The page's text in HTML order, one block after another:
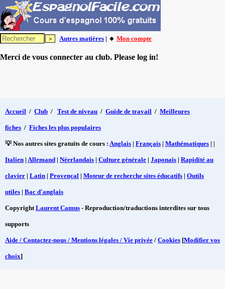
Autres matières | 🔸 Mon compte
Merci de vous connecter au club. Please log in!
Accueil / Club / Test de niveau / Guide de travail / Meilleures
fiches / Fiches les plus populaires
💡 Nos autres sites gratuits de cours : Anglais | Français | Mathématiques | |
Italien | Allemand | Néerlandais | Culture générale | Japonais | Rapidité au
clavier | Latin | Provençal | Moteur de recherche sites éducatifs | Outils
utiles | Bac d'anglais
CopyrightLaurent Camus - Reproduction/traductions interdites sur tous
supports
Aide / Contactez-nous / Mentions légales / Vie privée / Cookies [Modifier vos
choix]